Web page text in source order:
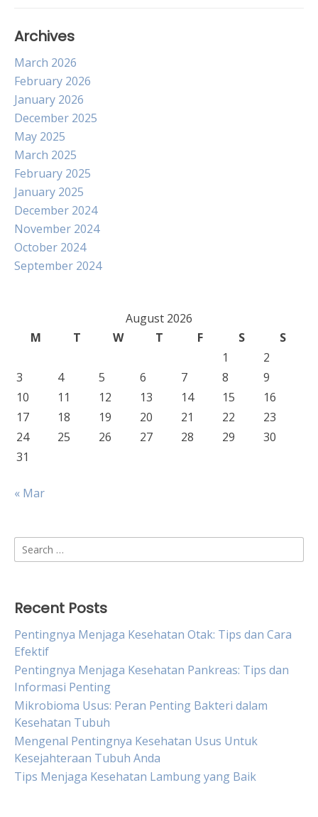
Archives
March 2026
February 2026
January 2026
December 2025
May 2025
March 2025
February 2025
January 2025
December 2024
November 2024
October 2024
September 2024
August 2026
M
T W T F S
S
1
2
3
4 5 6 7 8
9
10
11 12 13 14 15
16
17
18 19 20 21 22
23
24
25 26 27 28 29
30
31
« Mar
Search
for:
Recent Posts
Pentingnya Menjaga Kesehatan Otak: Tips dan Cara
Efektif
Pentingnya Menjaga Kesehatan Pankreas: Tips dan
Informasi Penting
Mikrobioma Usus: Peran Penting Bakteri dalam
Kesehatan Tubuh
Mengenal Pentingnya Kesehatan Usus Untuk
Kesejahteraan Tubuh Anda
Tips Menjaga Kesehatan Lambung yang Baik